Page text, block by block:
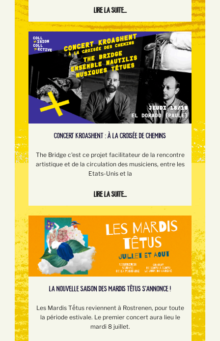
Lire la suite...
CONCERT KROASHENT : À LA CROISÉE DE CHEMINS
The Bridge c'est ce projet facilitateur de la rencontre
artistique et de la circulation des musiciens, entre les
Etats-Unis et la
Lire la suite...
LA NOUVELLE SAISON DES MARDIS TÊTUS S'ANNONCE !
Les Mardis Tếtus reviennent à Rostrenen, pour toute
la période estivale. Le premier concert aura lieu le
mardi 8 juillet.